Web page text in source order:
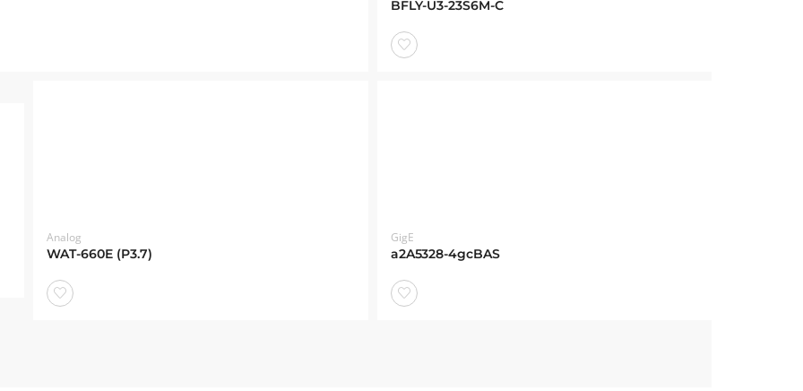
BFLY-U3-23S6M-C
Analog
WAT-660E (P3.7)
GigE
a2A5328-4gcBAS